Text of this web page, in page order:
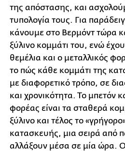
της απόστασης, και
τυπολογία τους. Για
κάνουμε στο Βερμόντ τώρα
ξύλινο κομμάτι του, ενώ
θεμέλια και ο μεταλλικός
το πώς κάθε κομμάτι της
με διαφορετικό τρόπο, σε
και χρονικότητα. Το μπετόν
φορέας είναι τα σταθερά
ξύλινο και τέλος το
κατασκευής, μια σειρά από
αλλάξουν μέσα σε μία ώρα.